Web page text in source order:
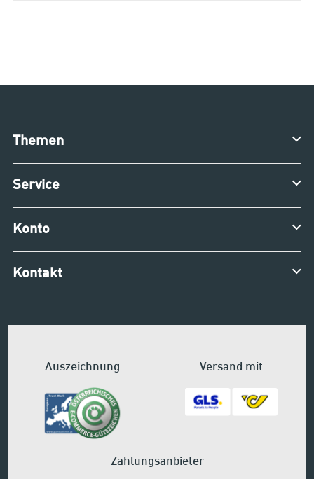
Themen
Service
Konto
Kontakt
Auszeichnung Versand mit
Zahlungsanbieter